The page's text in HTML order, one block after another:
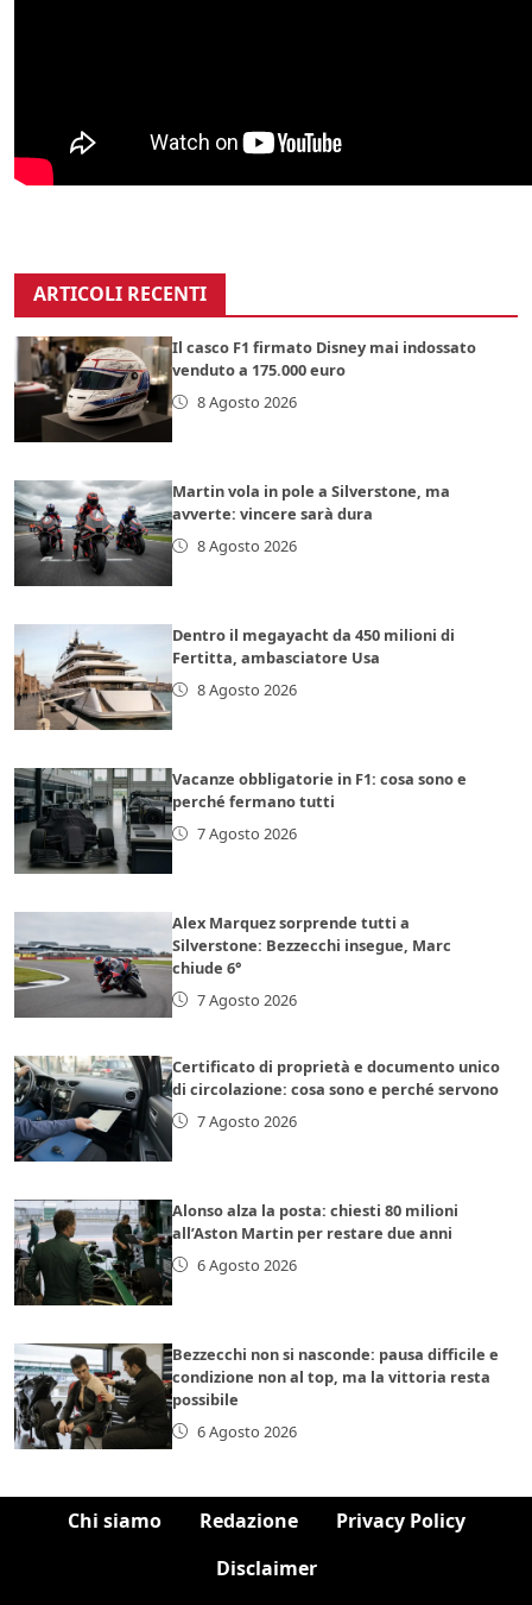
ARTICOLI RECENTI
Il casco F1 firmato Disney mai indossato
venduto a 175.000 euro
8 Agosto 2026
Martin vola in pole a Silverstone, ma
avverte: vincere sarà dura
8 Agosto 2026
Dentro il megayacht da 450 milioni di
Fertitta, ambasciatore Usa
8 Agosto 2026
Vacanze obbligatorie in F1: cosa sono e
perché fermano tutti
7 Agosto 2026
Alex Marquez sorprende tutti a
Silverstone: Bezzecchi insegue, Marc
chiude 6°
7 Agosto 2026
Certificato di proprietà e documento unico
di circolazione: cosa sono e perché servono
7 Agosto 2026
Alonso alza la posta: chiesti 80 milioni
all’Aston Martin per restare due anni
6 Agosto 2026
Bezzecchi non si nasconde: pausa difficile e
condizione non al top, ma la vittoria resta
possibile
6 Agosto 2026
Chi siamo Redazione
Privacy Policy
Disclaimer